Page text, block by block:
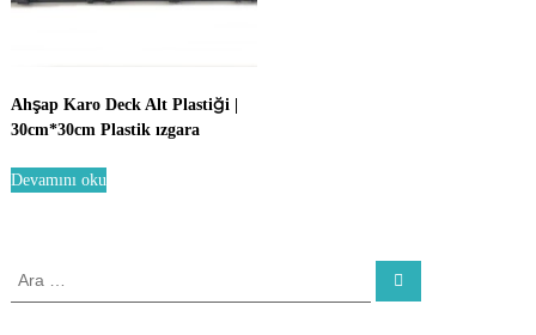
Ahşap Karo Deck Alt Plastiği |
30cm*30cm Plastik ızgara
Devamını oku
A